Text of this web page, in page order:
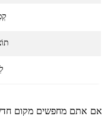
אם אתם מחפשים מקום חדש